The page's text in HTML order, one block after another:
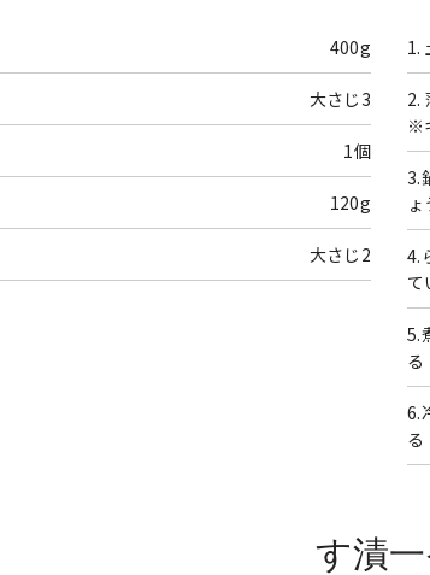
す漬
400g
大さじ3
1個
120g
大さじ2
1.
2.
※
3.
4.
て
5.
る
6.
る